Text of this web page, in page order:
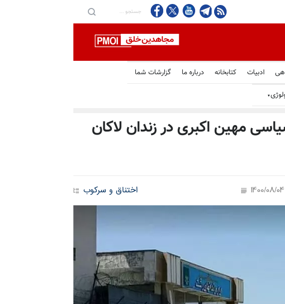
ادبیات کتابخانه درباره ما گزارشات شما
▼
مهین اکبری در زندان لاکان
اختناق و سرکوب 1400/08/04